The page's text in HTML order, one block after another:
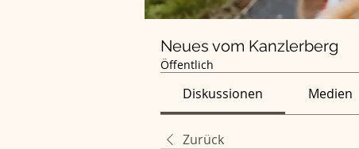
Neues vom Kanzlerberg
Öffentlich
Diskussionen Medien
Zurück